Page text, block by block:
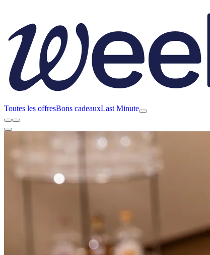
Toutes les offresBons cadeauxLast Minute